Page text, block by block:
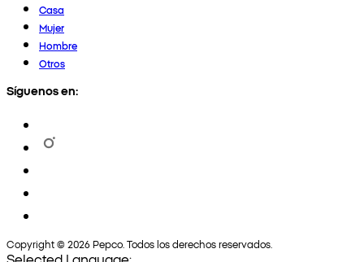
Casa
Mujer
Hombre
Otros
Síguenos en:
Copyright © 2026 Pepco. Todos los derechos reservados.